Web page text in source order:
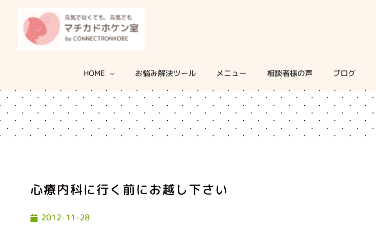
プ
HOME お悩み解決ツール メニュー 相談者様の声 ブログ
心療内科に行く前にお越し下さい
2012-11-28